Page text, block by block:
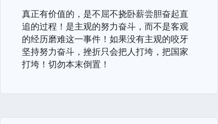
真正有价值的，是不屈不挠卧薪尝胆奋起直
追的过程！是主观的努力奋斗，而不是客观
的经历磨难这一事件！如果没有主观的咬牙
坚持努力奋斗，挫折只会把人打垮，把国家
打垮！切勿本末倒置！